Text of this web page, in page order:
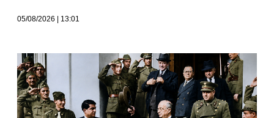
05/08/2026 13:01